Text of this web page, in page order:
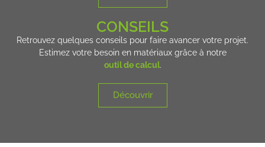
CONSEILS
Retrouvez quelques conseils pour faire avancer votre projet.
Estimez votre besoin en matériaux grâce à notre
outil de calcul.
Découvrir